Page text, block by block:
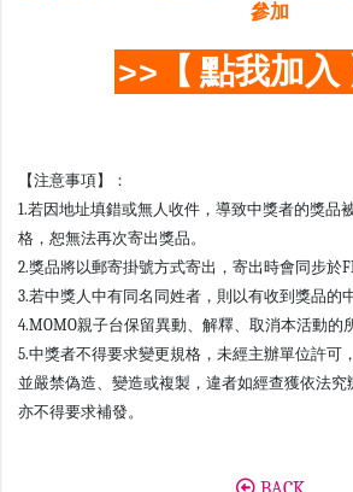
參加
>>【 點我加入
【注意事項】：
1.若因地址填錯或無人收件，導致中獎者的獎品
格，恕無法再次寄出獎品。
2.獎品將以郵寄掛號方式寄出，寄出時會同步於
3.若中獎人中有同名同姓者，則以有收到獎品的
4.MOMO親子台保留異動、解釋、取消本活動的
5.中獎者不得要求變更規格，未經主辦單位許可
並嚴禁偽造、變造或複製，違者如經查獲依法究
亦不得要求補發。